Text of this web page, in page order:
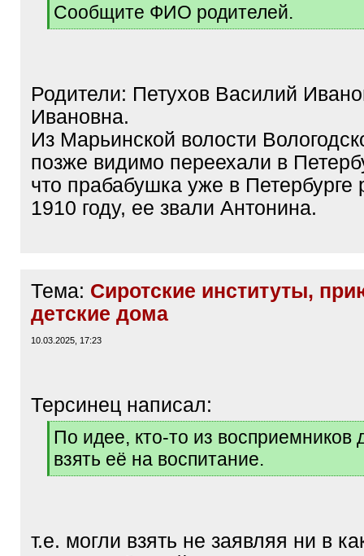
[
q
Сообщите ФИО родителей.
[
Родители: Петухов Василий
Ивановна.
Из Марьинской волости
позже видимо переехали в
что прабабушка уже в Петербурге
1910 году, ее звали Антонина.
Тема: Сиротские институты,
детские дома
10.03.2025, 17:23
Терсинец написал:
[
q
]
По идее, кто-то из восприемников
взять её на воспитание.
[
т.е. могли взять не заявляя ни в